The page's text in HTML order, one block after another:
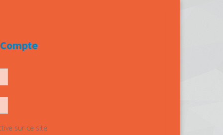
sur ce site